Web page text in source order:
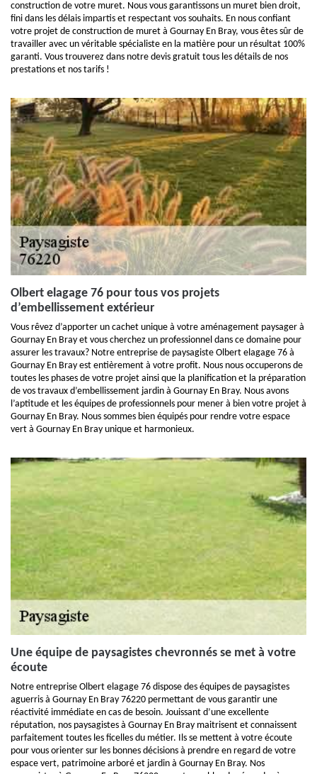
construction de votre muret. Nous vous garantissons un muret bien droit,
fini dans les délais impartis et respectant vos souhaits. En nous confiant
votre projet de construction de muret à Gournay En Bray, vous êtes sûr de
travailler avec un véritable spécialiste en la matière pour un résultat 100%
garanti. Vous trouverez dans notre devis gratuit tous les détails de nos
prestations et nos tarifs !
Olbert elagage 76 pour tous vos projets
d’embellissement extérieur
Vous rêvez d’apporter un cachet unique à votre aménagement paysager à
Gournay En Bray et vous cherchez un professionnel dans ce domaine pour
assurer les travaux? Notre entreprise de paysagiste Olbert elagage 76 à
Gournay En Bray est entièrement à votre profit. Nous nous occuperons de
toutes les phases de votre projet ainsi que la planification et la préparation
de vos travaux d’embellissement jardin à Gournay En Bray. Nous avons
l’aptitude et les équipes de professionnels pour mener à bien votre projet à
Gournay En Bray. Nous sommes bien équipés pour rendre votre espace
vert à Gournay En Bray unique et harmonieux.
Une équipe de paysagistes chevronnés se met à votre
écoute
Notre entreprise Olbert elagage 76 dispose des équipes de paysagistes
aguerris à Gournay En Bray 76220 permettant de vous garantir une
réactivité immédiate en cas de besoin. Jouissant d’une excellente
réputation, nos paysagistes à Gournay En Bray maitrisent et connaissent
parfaitement toutes les ficelles du métier. Ils se mettent à votre écoute
pour vous orienter sur les bonnes décisions à prendre en regard de votre
espace vert, patrimoine arboré et jardin à Gournay En Bray. Nos